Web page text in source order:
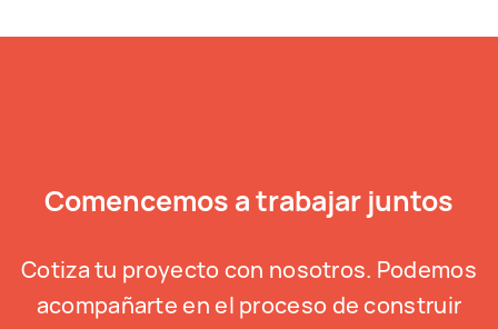
Comencemos a trabajar juntos
Cotiza tu proyecto con nosotros. Podemos
acompañarte en el proceso de construir